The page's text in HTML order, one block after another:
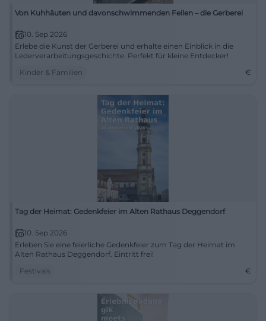
Von Kuhhäuten und davonschwimmenden Fellen – die Gerberei
10. Sep 2026
Erlebe die Kunst der Gerberei und erhalte einen Einblick in die
Lederverarbeitungsgeschichte. Perfekt für kleine Entdecker!
Kinder & Familien
€
Tag der Heimat: Gedenkfeier im Alten Rathaus Deggendorf
10. Sep 2026
Erleben Sie eine feierliche Gedenkfeier zum Tag der Heimat im
Alten Rathaus Deggendorf. Eintritt frei!
Festivals
€